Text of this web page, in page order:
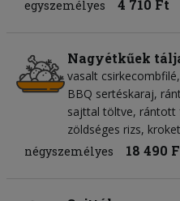
egyszemélyes
4 710 Ft
Nagyétkűek
vasalt
BBQ sertéskaraj,
sajttal töltve,
zöldséges rizs,
négyszemélyes
18 490